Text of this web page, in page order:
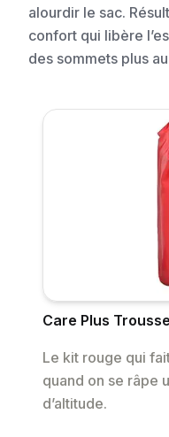
alourdir le sac.
confort qui libère
des sommets plus
Care Plus
Le kit rouge qui
quand on se râpe
d’altitude.